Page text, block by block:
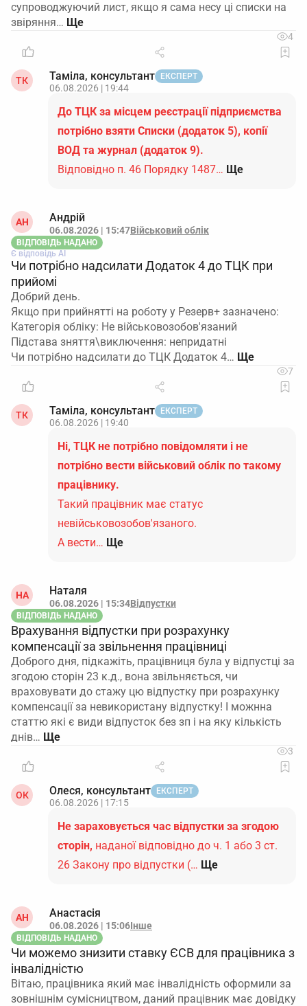
супроводжуючий лист, якщо я сама несу ці списки на
звіряння…
4
ТК Таміла, консультант ЕКСПЕРТ
06.08.2026 | 19:44
До ТЦК за місцем реєстрації підприємства
потрібно взяти Списки (додаток 5), копії
ВОД та журнал (додаток 9).
Відповідно п. 46 Порядку 1487… Ще
АН Андрій
06.08.2026 | 15:47Військовий облік
ВІДПОВІДЬ НАДАНО
Є відповідь АІ
Чи потрібно надсилати Додаток 4 до ТЦК при
прийомі
Добрий день.
Якщо при прийнятті на роботу у Резерв+ зазначено:
Категорія обліку: Не військовозобов'язаний
Підстава зняття\виключення: непридатні
Чи потрібно надсилати до ТЦК Додаток 4…
7
ТК Таміла, консультант ЕКСПЕРТ
06.08.2026 | 19:40
Ні, ТЦК не потрібно повідомляти і не
потрібно вести військовий облік по такому
працівнику.
Такий працівник має статус
невійськовозобов'язаного.
А вести… Ще
НА Наталя
06.08.2026 | 15:34Відпустки
ВІДПОВІДЬ НАДАНО
Врахування відпустки при розрахунку
компенсації за звільнення працівниці
Доброго дня, підкажіть, працівниця була у відпустці за
згодою сторін 23 к.д., вона звільняється, чи
враховувати до стажу цю відпустку при розрахунку
компенсації за невикористану відпустку! І можнна
статтю які є види відпусток без зп і на яку кількість
днів…
3
ОК Олеся, консультант ЕКСПЕРТ
06.08.2026 | 17:15
Не зараховується час відпустки за згодою
сторін, наданої відповідно до ч. 1 або 3 ст.
26 Закону про відпустки (… Ще
АН Анастасія
06.08.2026 | 15:06Інше
ВІДПОВІДЬ НАДАНО
Чи можемо знизити ставку ЄСВ для працівника з
інвалідністю
Вітаю, працівника який має інвалідність оформили за
зовнішнім сумісництвом, даний працівник має довідку